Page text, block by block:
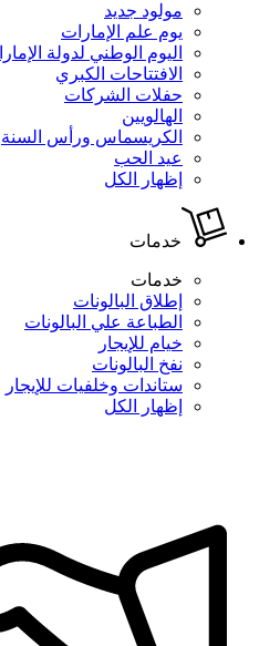
مولود جديد
يوم علم الإمارات
اليوم الوطني لدولة
الافتتاحات الكبري
حفلات الشركات
الهالويين
الكريسماس ورأس السنة
عيد الحب
إظهار الكل
خدمات
خدمات
إطلاق البالونات
الطباعة علي البالونات
خيام للإيجار
نفخ البالونات
ستاندات وخلفيات للإيجار
إظهار الكل